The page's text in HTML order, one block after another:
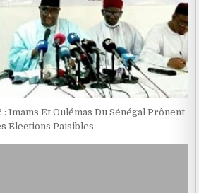
Imams Et Oulémas Du Sénégal Prônent
Élections Paisibles